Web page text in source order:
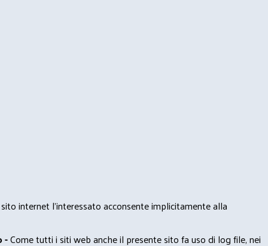
internet l’interessato acconsente implicitamente alla
-Come tutti i siti web anche il presente sito fa uso di log file, nei